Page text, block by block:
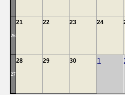
26
21 22 23 24
27
28 29 30 1